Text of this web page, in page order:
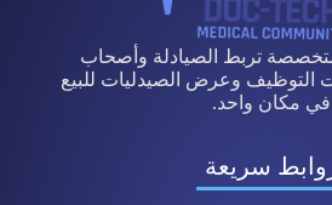
تربط الصيادلة وأصحاب
التوظيف وعرض الصيدليات للبيع
في مكان واحد.
سريعة